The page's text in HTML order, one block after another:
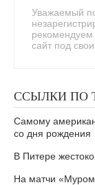
Уважаемый
сайт под
ССЫЛКИ ПО
Самому
со дня рождения
В Питере
На матчи